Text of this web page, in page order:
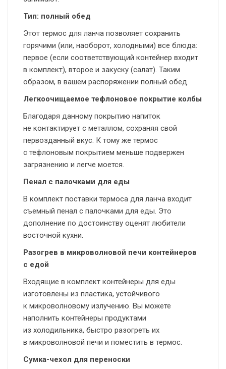
Тип: полный обед
Этот термос для ланча позволяет сохранить
горячими (или, наоборот, холодными) все блюда:
первое (если соответствующий контейнер входит
в комплект), второе и закуску (салат). Таким
образом, в вашем распоряжении полный обед.
Легкоочищаемое тефлоновое покрытие колбы
Благодаря данному покрытию напиток
не контактирует с металлом, сохраняя свой
первозданный вкус. К тому же термос
с тефлоновым покрытием меньше подвержен
загрязнению и легче моется.
Пенал с палочками для еды
В комплект поставки термоса для ланча входит
съемный пенал с палочками для еды. Это
дополнение по достоинству оценят любители
восточной кухни.
Разогрев в микроволновой печи контейнеров
с едой
Входящие в комплект контейнеры для еды
изготовлены из пластика, устойчивого
к микроволновому излучению. Вы можете
наполнить контейнеры продуктами
из холодильника, быстро разогреть их
в микроволновой печи и поместить в термос.
Сумка-чехол для переноски